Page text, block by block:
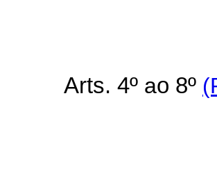
Arts. 4º ao 8º